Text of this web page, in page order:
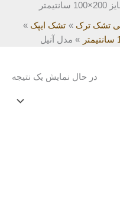
تشک ترک
تشک ایپک
مدل آنیل
در حال نمایش یک نتیجه